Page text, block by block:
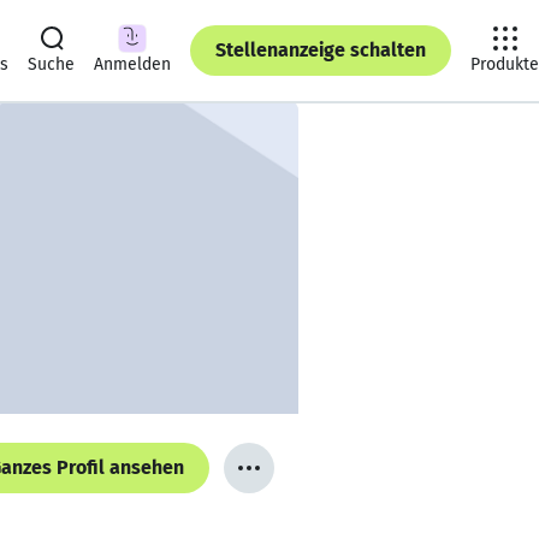
Suche Anmelden
Stellenanzeige schalten
Produkte
Profil ansehen